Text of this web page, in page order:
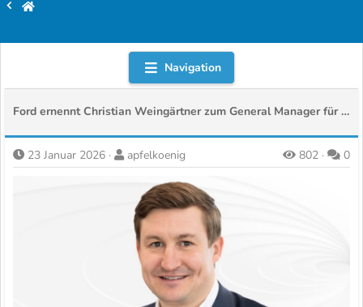
Navigation
Ford ernennt Christian Weingärtner zum General Manager für Pkw in Europa
23 Januar 2026 apfelkoenig 802 0